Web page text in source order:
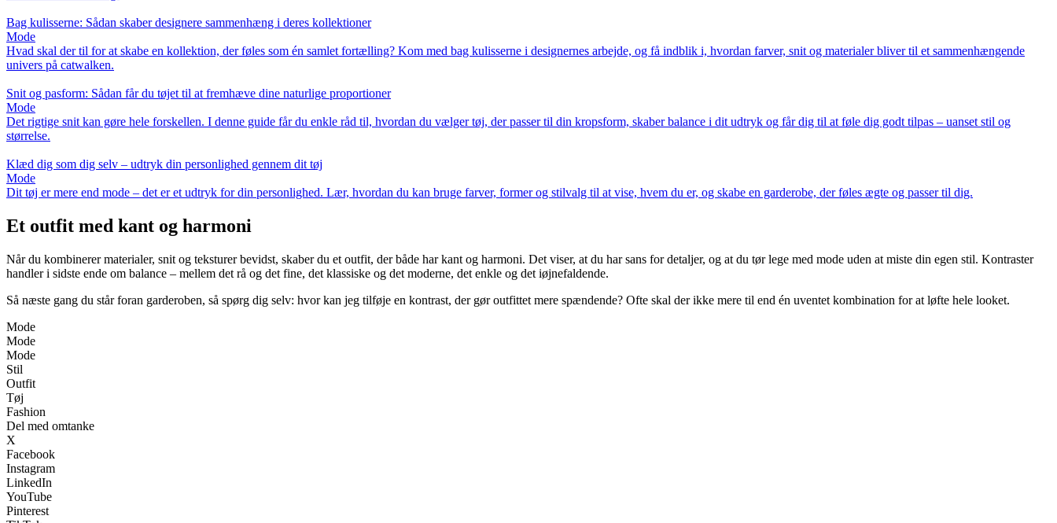
Bag kulisserne: Sådan skaber designere sammenhæng i deres kollektioner
Mode
Hvad skal der til for at skabe en kollektion, der føles som én samlet fortælling? Kom med bag kulisserne i designernes arbejde, og få indblik i, hvordan farver, snit og materialer bliver til et sammenhængende
univers på catwalken.
Snit og pasform: Sådan får du tøjet til at fremhæve dine naturlige proportioner
Mode
Det rigtige snit kan gøre hele forskellen. I denne guide får du enkle råd til, hvordan du vælger tøj, der passer til din kropsform, skaber balance i dit udtryk og får dig til at føle dig godt tilpas – uanset stil og
størrelse.
Klæd dig som dig selv – udtryk din personlighed gennem dit tøj
Mode
Dit tøj er mere end mode – det er et udtryk for din personlighed. Lær, hvordan du kan bruge farver, former og stilvalg til at vise, hvem du er, og skabe en garderobe, der føles ægte og passer til dig.
Et outfit med kant og harmoni
Når du kombinerer materialer, snit og teksturer bevidst, skaber du et outfit, der både har kant og harmoni. Det viser, at du har sans for detaljer, og at du tør lege med mode uden at miste din egen stil. Kontraster
handler i sidste ende om balance – mellem det rå og det fine, det klassiske og det moderne, det enkle og det iøjnefaldende.
Så næste gang du står foran garderoben, så spørg dig selv: hvor kan jeg tilføje en kontrast, der gør outfittet mere spændende? Ofte skal der ikke mere til end én uventet kombination for at løfte hele looket.
Mode
Mode
Mode
Stil
Outfit
Tøj
Fashion
Del med omtanke
X
Facebook
Instagram
LinkedIn
YouTube
Pinterest